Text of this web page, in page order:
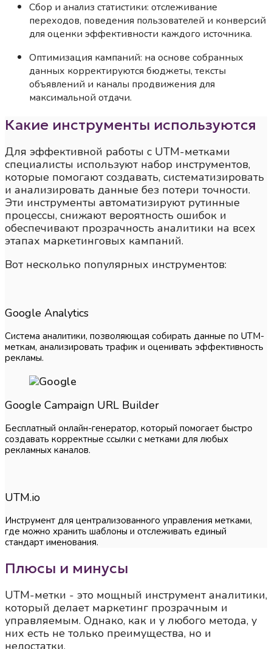
Сбор и анализ статистики: отслеживание
переходов, поведения пользователей и конверсий
для оценки эффективности каждого источника.
Оптимизация кампаний: на основе собранных
данных корректируются бюджеты, тексты
объявлений и каналы продвижения для
максимальной отдачи.
Какие инструменты используются
Для эффективной работы с UTM-метками
специалисты используют набор инструментов,
которые помогают создавать, систематизировать
и анализировать данные без потери точности.
Эти инструменты автоматизируют рутинные
процессы, снижают вероятность ошибок и
обеспечивают прозрачность аналитики на всех
этапах маркетинговых кампаний.
Вот несколько популярных инструментов:
Google Analytics
Система аналитики, позволяющая собирать данные по UTM-
меткам, анализировать трафик и оценивать эффективность
рекламы.
Google Campaign URL Builder
Бесплатный онлайн-генератор, который помогает быстро
создавать корректные ссылки с метками для любых
рекламных каналов.
UTM.io
Инструмент для централизованного управления метками,
где можно хранить шаблоны и отслеживать единый
стандарт именования.
Плюсы и минусы
UTM-метки - это мощный инструмент аналитики,
который делает маркетинг прозрачным и
управляемым. Однако, как и у любого метода, у
них есть не только преимущества, но и
недостатки.